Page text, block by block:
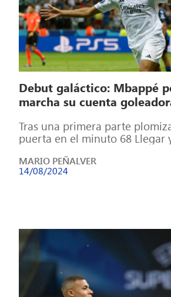
Debut galáctico: Mbappé
marcha su cuenta
Tras una primera parte
puerta en el minuto 68 Llegar
MARIO PEÑALVER
14/08/2024